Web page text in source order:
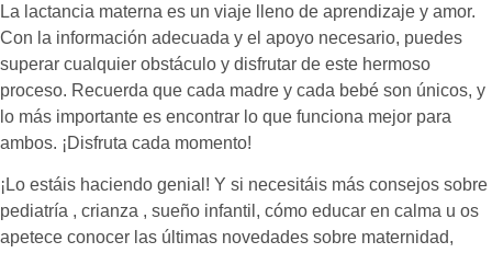
La lactancia materna es un viaje lleno de aprendizaje y amor.
Con la información adecuada y el apoyo necesario, puedes
superar cualquier obstáculo y disfrutar de este hermoso
proceso. Recuerda que cada madre y cada bebé son únicos, y
lo más importante es encontrar lo que funciona mejor para
ambos. ¡Disfruta cada momento!
¡Lo estáis haciendo genial! Y si necesitáis más consejos sobre
pediatría , crianza , sueño infantil, cómo educar en calma u os
apetece conocer las últimas novedades sobre maternidad,